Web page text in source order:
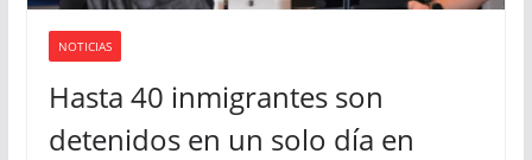
NOTICIAS
Hasta 40 inmigrantes son
detenidos en un solo día en